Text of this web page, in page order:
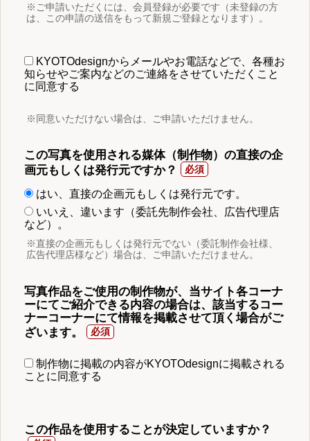
※ご申請いただくには、会員登録が必要です（未登録の方
は、この申請の送信をもって新規ご登録となります）。
KYOTOdesignからメールやお電話などで、各種お
知らせやご案内などのご連絡をさせていただくこと
に同意する
※同意いただけない場合は、ご申請いただけません。
この写真を使用される媒体（制作物）の直接の企
画元もしくは発行元ですか？
はい、直接の企画元もしくは発行元です。
いいえ、違います（委託先制作会社、広告代理店
など）。
※直接の企画元もしくは発行元でない（委託制作会社様、
広告代理店様など）場合は、ご申請いただけません。
写真作品をご使用の制作物が、当サイト各コーナ
ーにてご紹介できる内容の場合は、該当するコー
ナーコーナーにて情報を掲載させて頂く場合がご
ざいます。
制作物に掲載の内容がKYOTOdesignに掲載される
ことに同意する
この作品を使用することが決定していますか？